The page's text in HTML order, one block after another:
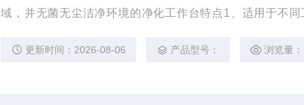
域，并无菌无尘洁净环境的净化工作台特点1、适用于不
风速始终处于理想状态。
更新时间：2026-08-06 产品型号： 浏览量